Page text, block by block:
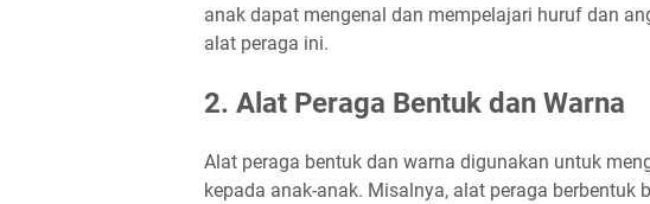
anak dapat mengenal dan mempelajari huruf dan
alat peraga ini.
2. Alat Peraga Bentuk dan Warna
Alat peraga bentuk dan warna digunakan untuk
kepada anak-anak. Misalnya, alat peraga berbentuk